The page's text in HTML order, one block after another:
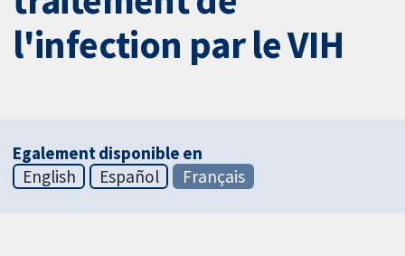
l'infection par le VIH
Egalement disponible en
English
Español Français